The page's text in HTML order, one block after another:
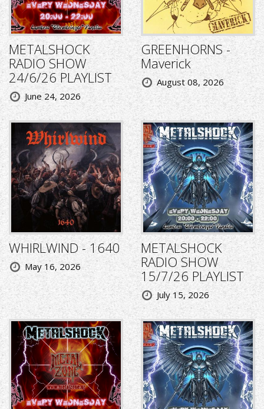
METALSHOCK
RADIO SHOW
24/6/26 PLAYLIST
June 24, 2026
GREENHORNS -
Maverick
August 08, 2026
WHIRLWIND - 1640
May 16, 2026
METALSHOCK
RADIO SHOW
15/7/26 PLAYLIST
July 15, 2026